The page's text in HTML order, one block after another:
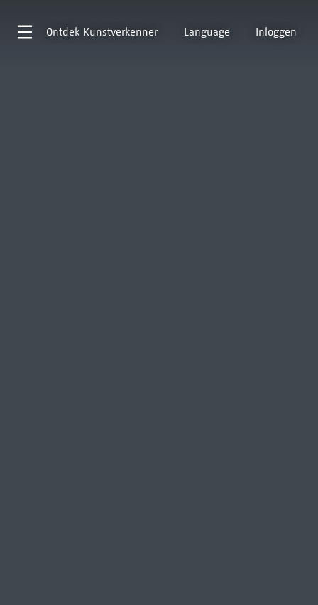
Ontdek Kunstverkenner Language Inloggen